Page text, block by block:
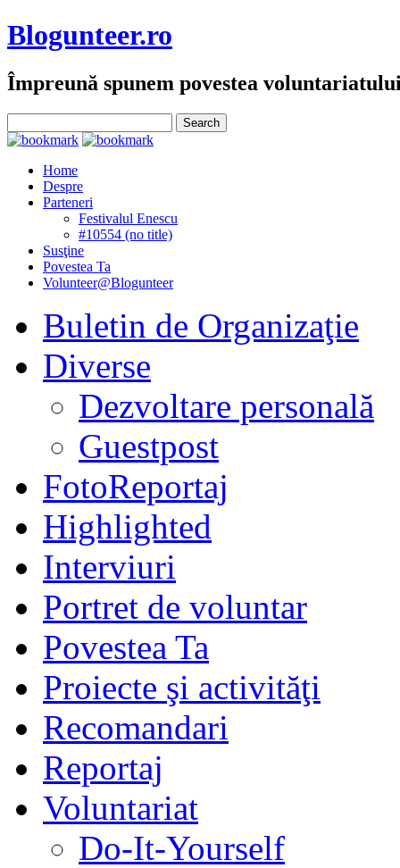
Blogunteer.ro
Împreună spunem povestea
Home
Despre
Parteneri
Festivalul Enescu
#10554 (no title)
Susţine
Povestea Ta
Volunteer@Blogunteer
Buletin de Organizaţie
Diverse
Dezvoltare personală
Guestpost
FotoReportaj
Highlighted
Interviuri
Portret de voluntar
Povestea Ta
Proiecte şi activităţi
Recomandari
Reportaj
Voluntariat
Do-It-Yourself